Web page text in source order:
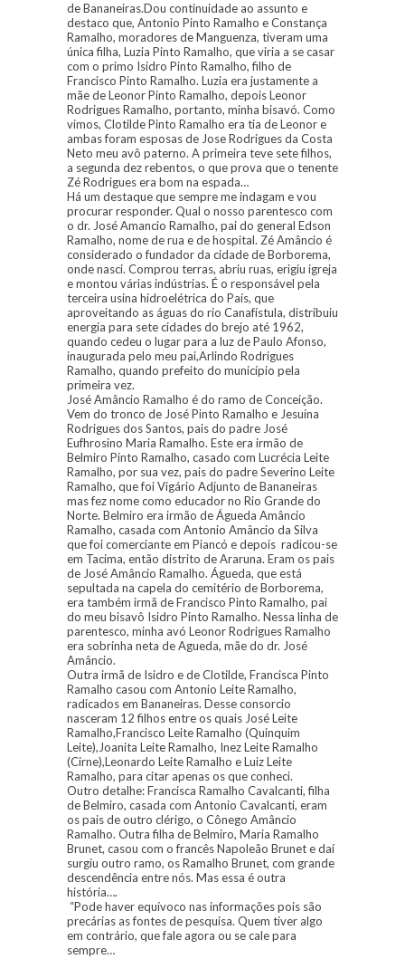
de Bananeiras.Dou continuidade ao assunto e
destaco que, Antonio Pinto Ramalho e Constança
Ramalho, moradores de Manguenza, tiveram uma
única filha, Luzia Pinto Ramalho, que viria a se casar
com o primo Isidro Pinto Ramalho, filho de
Francisco Pinto Ramalho. Luzia era justamente a
mãe de Leonor Pinto Ramalho, depois Leonor
Rodrigues Ramalho, portanto, minha bisavó. Como
vimos, Clotilde Pinto Ramalho era tia de Leonor e
ambas foram esposas de Jose Rodrigues da Costa
Neto meu avô paterno. A primeira teve sete filhos,
a segunda dez rebentos, o que prova que o tenente
Zé Rodrigues era bom na espada…
Há um destaque que sempre me indagam e vou
procurar responder. Qual o nosso parentesco com
o dr. José Amancio Ramalho, pai do general Edson
Ramalho, nome de rua e de hospital. Zé Amâncio é
considerado o fundador da cidade de Borborema,
onde nasci. Comprou terras, abriu ruas, erigiu igreja
e montou várias indústrias. É o responsável pela
terceira usina hidroelétrica do País, que
aproveitando as águas do rio Canafístula, distribuiu
energia para sete cidades do brejo até 1962,
quando cedeu o lugar para a luz de Paulo Afonso,
inaugurada pelo meu pai,Arlindo Rodrigues
Ramalho, quando prefeito do município pela
primeira vez.
José Amâncio Ramalho é do ramo de Conceição.
Vem do tronco de José Pinto Ramalho e Jesuína
Rodrigues dos Santos, pais do padre José
Eufhrosino Maria Ramalho. Este era irmão de
Belmiro Pinto Ramalho, casado com Lucrécia Leite
Ramalho, por sua vez, pais do padre Severino Leite
Ramalho, que foi Vigário Adjunto de Bananeiras
mas fez nome como educador no Rio Grande do
Norte. Belmiro era irmão de Águeda Amâncio
Ramalho, casada com Antonio Amâncio da Silva
que foi comerciante em Piancó e depois radicou-se
em Tacima, então distrito de Araruna. Eram os pais
de José Amâncio Ramalho. Águeda, que está
sepultada na capela do cemitério de Borborema,
era também irmã de Francisco Pinto Ramalho, pai
do meu bisavô Isidro Pinto Ramalho. Nessa linha de
parentesco, minha avó Leonor Rodrigues Ramalho
era sobrinha neta de Agueda, mãe do dr. José
Amâncio.
Outra irmã de Isidro e de Clotilde, Francisca Pinto
Ramalho casou com Antonio Leite Ramalho,
radicados em Bananeiras. Desse consorcio
nasceram 12 filhos entre os quais José Leite
Ramalho,Francisco Leite Ramalho (Quinquim
Leite),Joanita Leite Ramalho, Inez Leite Ramalho
(Cirne),Leonardo Leite Ramalho e Luiz Leite
Ramalho, para citar apenas os que conheci.
Outro detalhe: Francisca Ramalho Cavalcanti, filha
de Belmiro, casada com Antonio Cavalcanti, eram
os pais de outro clérigo, o Cônego Amâncio
Ramalho. Outra filha de Belmiro, Maria Ramalho
Brunet, casou com o francês Napoleão Brunet e daí
surgiu outro ramo, os Ramalho Brunet, com grande
descendência entre nós. Mas essa é outra
história….
“Pode haver equívoco nas informações pois são
precárias as fontes de pesquisa. Quem tiver algo
em contrário, que fale agora ou se cale para
sempre…